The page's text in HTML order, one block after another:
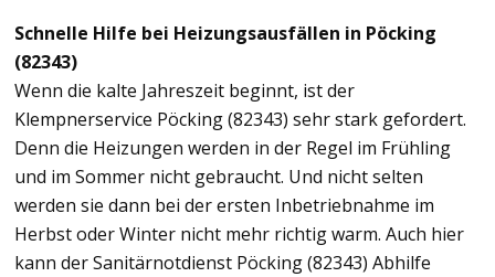
Schnelle Hilfe bei Heizungsausfällen in Pöcking
(82343)
Wenn die kalte Jahreszeit beginnt, ist der
Klempnerservice Pöcking (82343) sehr stark gefordert.
Denn die Heizungen werden in der Regel im Frühling
und im Sommer nicht gebraucht. Und nicht selten
werden sie dann bei der ersten Inbetriebnahme im
Herbst oder Winter nicht mehr richtig warm. Auch hier
kann der Sanitärnotdienst Pöcking (82343) Abhilfe